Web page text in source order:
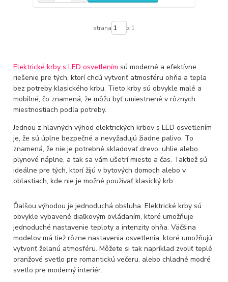
strana z 1
Elektrické krby s LED osvetlením sú moderné a efektívne
riešenie pre tých, ktorí chcú vytvoriť atmosféru ohňa a tepla
bez potreby klasického krbu. Tieto krby sú obvykle malé a
mobilné, čo znamená, že môžu byť umiestnené v rôznych
miestnostiach podľa potreby.
Jednou z hlavných výhod elektrických krbov s LED osvetlením
je, že sú úplne bezpečné a nevyžadujú žiadne palivo. To
znamená, že nie je potrebné skladovať drevo, uhlie alebo
plynové náplne, a tak sa vám ušetrí miesto a čas. Taktiež sú
ideálne pre tých, ktorí žijú v bytových domoch alebo v
oblastiach, kde nie je možné používať klasický krb.
Ďalšou výhodou je jednoduchá obsluha. Elektrické krby sú
obvykle vybavené diaľkovým ovládaním, ktoré umožňuje
jednoduché nastavenie teploty a intenzity ohňa. Väčšina
modelov má tiež rôzne nastavenia osvetlenia, ktoré umožňujú
vytvoriť želanú atmosféru. Môžete si tak napríklad zvoliť teplé
oranžové svetlo pre romantickú večeru, alebo chladné modré
svetlo pre moderný interiér.